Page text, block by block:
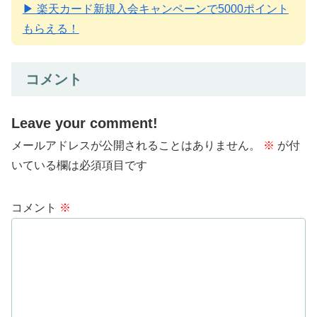
▶ 楽天カード新規入会キャンペーンで5000ポイント
もらえる！
コメント
Leave your comment!
メールアドレスが公開されることはありません。 ※ が付
いている欄は必須項目です
コメント ※